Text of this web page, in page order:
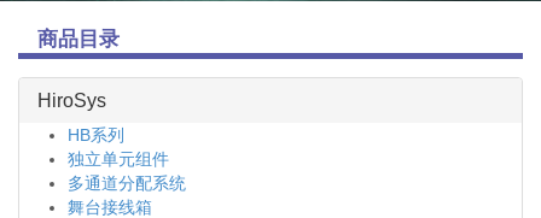
商品目录
HiroSys
HB系列
独立单元组件
多通道分配系统
舞台接线箱